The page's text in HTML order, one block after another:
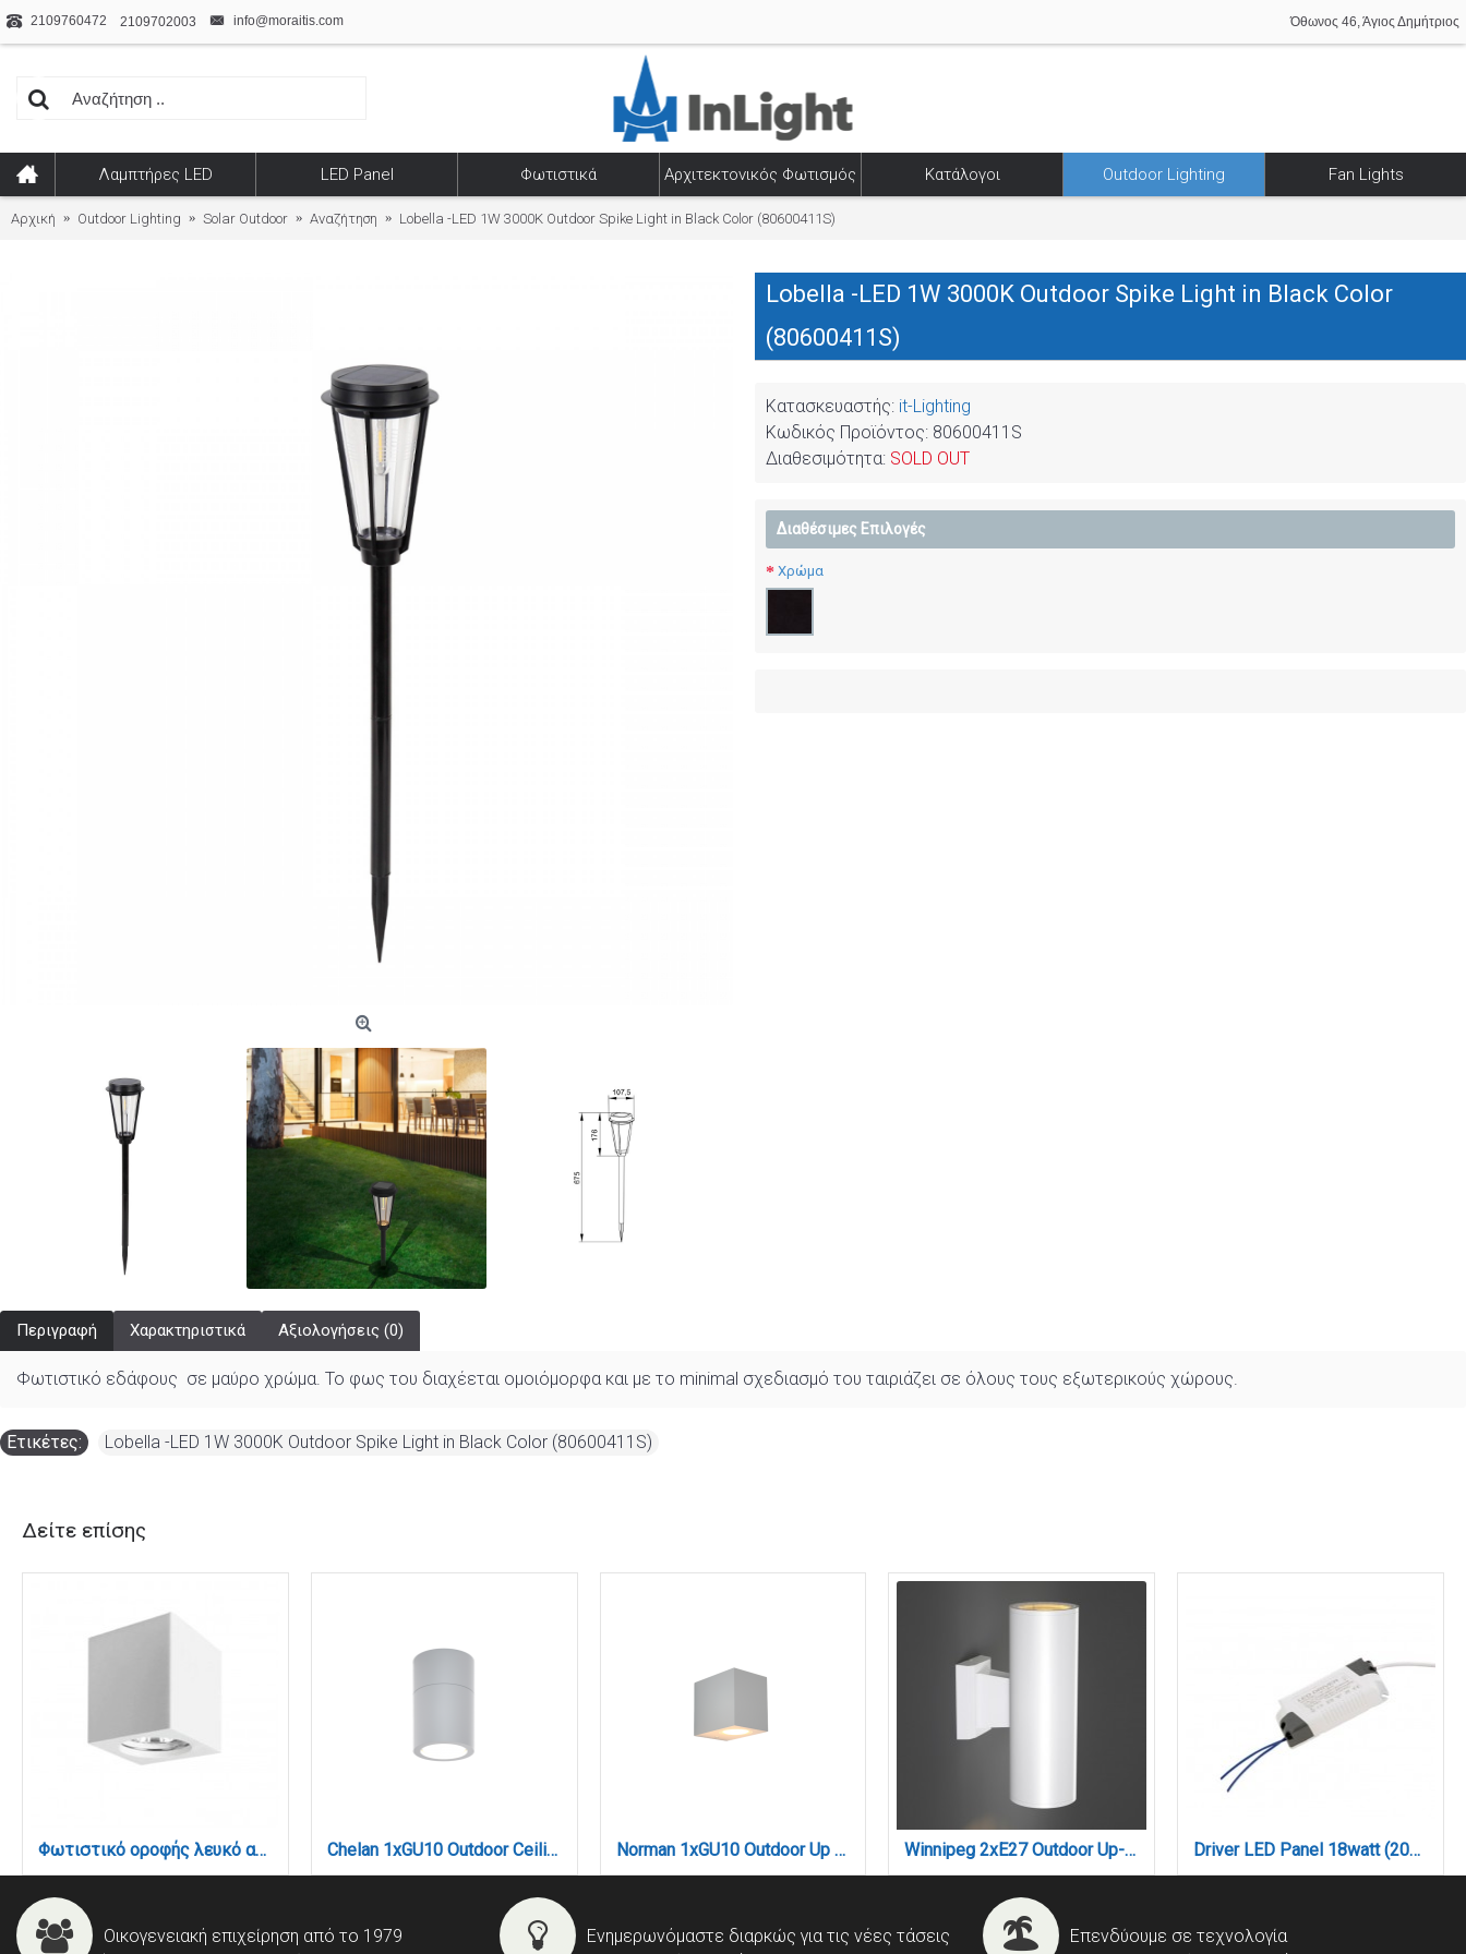
2109760472 2109702003 info@moraitis.com Όθωνος 46, Άγιος Δημήτριος
Λαμπτήρες LED LED Panel Φωτιστικά Αρχιτεκτονικός Φωτισμός Κατάλογοι Outdoor Lighting Fan Lights
Αρχική Outdoor Lighting Solar Outdoor Αναζήτηση Lobella -LED 1W 3000K Outdoor Spike Light in Black Color (80600411S)
Lobella -LED 1W 3000K Outdoor Spike Light in Black Color
(80600411S)
Κατασκευαστής: it-Lighting
Κωδικός Προϊόντος: 80600411S
Διαθεσιμότητα: SOLD OUT
Διαθέσιμες Επιλογές
Χρώμα
Περιγραφή Χαρακτηριστικά Αξιολογήσεις (0)
Φωτιστικό εδάφους σε μαύρο χρώμα. Το φως του διαχέεται ομοιόμορφα και με το minimal σχεδιασμό του ταιριάζει σε όλους τους εξωτερικούς χώρους.
Ετικέτες: Lobella -LED 1W 3000K Outdoor Spike Light in Black Color (80600411S)
Δείτε επίσης
Φωτιστικό οροφής λευκό από γύψο 1XGU10 D:7cm (42165) Chelan 1xGU10 Outdoor Ceiling Down Light Grey D:10.3cmx6cm (80300134) Norman 1xGU10 Outdoor Up or Down Wall Lamp Grey D:8cmx7cm (80200434) Winnipeg 2xΕ27 Outdoor Up-Down Wall Lamp White D:15.3cmx26cm (80203424) Driver LED Panel 18watt (201800)
Οικογενειακή επιχείρηση από το 1979
Ενημερωνόμαστε διαρκώς για τις νέες τάσεις
Επενδύουμε σε τεχνολογία